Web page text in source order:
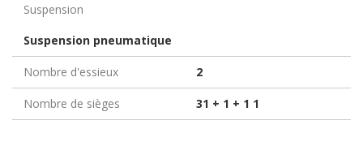
Suspension
Suspension pneumatique
Nombre d'essieux 2
Nombre de sièges 31 + 1 + 1 1